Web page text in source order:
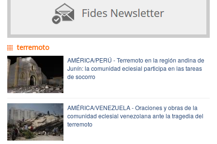
terremoto
AMÉRICA/PERÚ - Terremoto en la región andina de
Junín: la comunidad eclesial participa en las tareas
de socorro
AMÉRICA/VENEZUELA - Oraciones y obras de la
comunidad eclesial venezolana ante la tragedia del
terremoto